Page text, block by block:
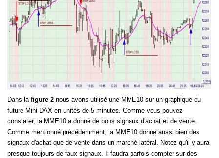
Dans la figure 2 nous avons utilisé une MME10 sur un graphique du
future Mini DAX en unités de 5 minutes. Comme vous pouvez
constater, la MME10 a donné de bons signaux d'achat et de vente.
Comme mentionné précédemment, la MME10 donne aussi bien des
signaux d'achat que de vente dans un marché latéral. Notez qu'il y aura
presque toujours de faux signaux. Il faudra parfois compter sur des